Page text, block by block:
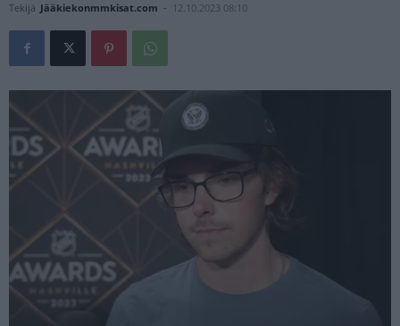
Tekijä Jääkiekonmmkisat.com - 12.10.2023 08:10